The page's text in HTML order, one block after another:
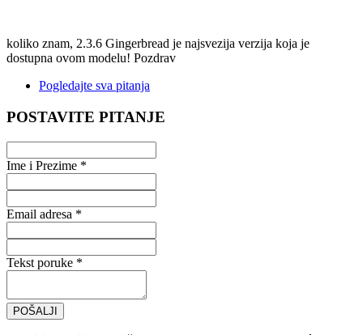
koliko znam, 2.3.6 Gingerbread je najsvezija verzija koja je
dostupna ovom modelu! Pozdrav
Pogledajte sva pitanja
POSTAVITE PITANJE
Ime i Prezime *
Email adresa *
Tekst poruke *
POŠALJI